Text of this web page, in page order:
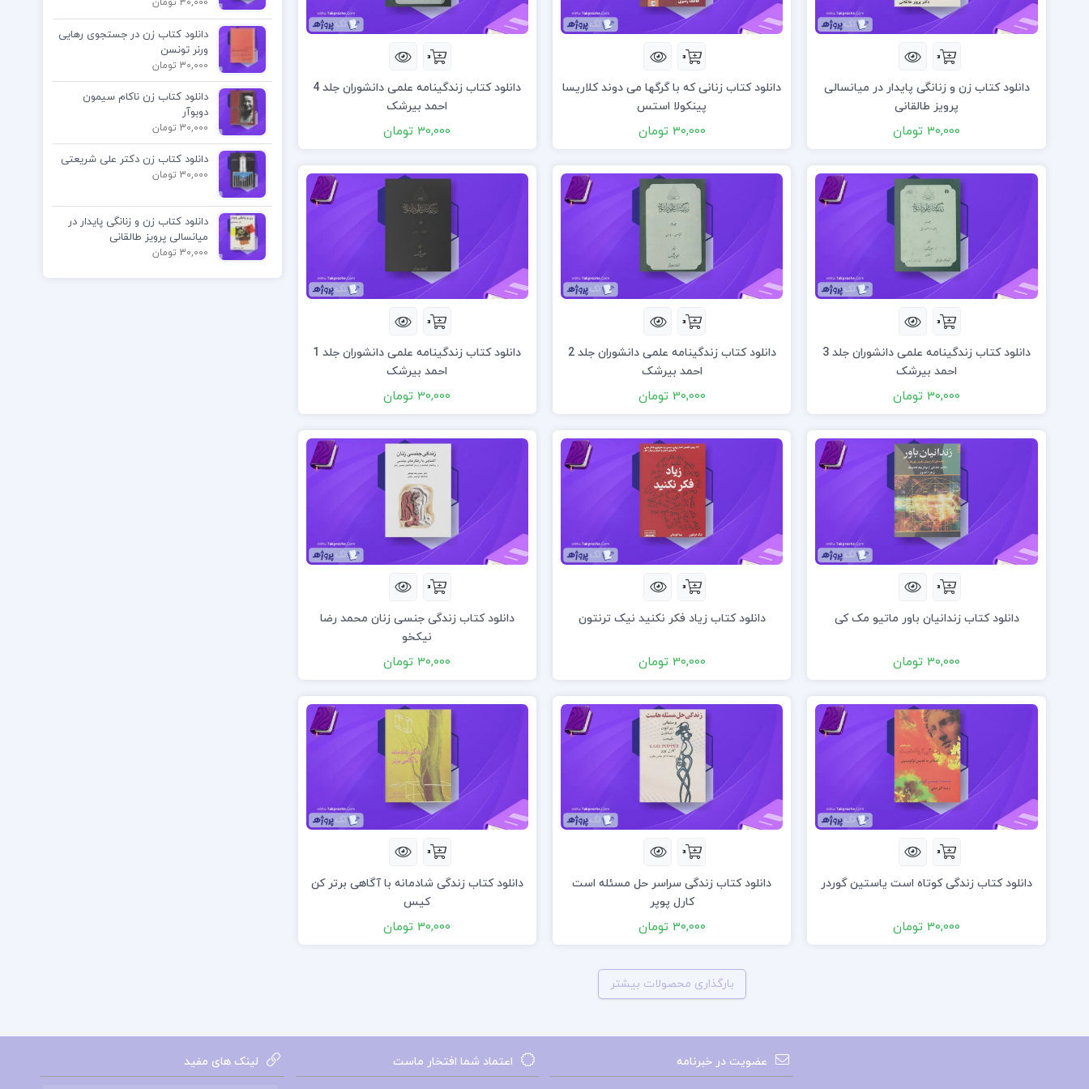
دانلود کتاب زن و زنانگی پایدار در میانسالی
پرویز طالقانی
30,000 تومان
دانلود کتاب زنانی که با گرگها می دوند کلاریسا
پینکولا استس
30,000 تومان
دانلود کتاب زندگینامه علمی دانشوران جلد 4
احمد بیرشک
30,000 تومان
دانلود کتاب زندگینامه علمی دانشوران جلد 3
احمد بیرشک
30,000 تومان
دانلود کتاب زندگینامه علمی دانشوران جلد 2
احمد بیرشک
30,000 تومان
دانلود کتاب زندگینامه علمی دانشوران جلد 1
احمد بیرشک
30,000 تومان
دانلود کتاب زندانیان باور ماتیو مک کی
30,000 تومان
دانلود کتاب زیاد فکر نکنید نیک ترنتون
30,000 تومان
دانلود کتاب زندگی جنسی زنان محمد رضا
نیکخو
30,000 تومان
دانلود کتاب زندگی کوتاه است یاستین گوردر
30,000 تومان
دانلود کتاب زندگی سراسر حل مسئله است
کارل پوپر
30,000 تومان
دانلود کتاب زندگی شادمانه با آگاهی برتر کن
کیس
30,000 تومان
بارگذاری محصولات بیشتر
دانلود کتاب زن در جستجوی رهایی
ورنر تونسن
30,000 تومان
دانلود کتاب زن ناکام سیمون
دوبوآر
30,000 تومان
دانلود کتاب زن دکتر علی شریعتی
30,000 تومان
دانلود کتاب زن و زنانگی پایدار در
میانسالی پرویز طالقانی
30,000 تومان
عضویت در خبرنامه اعتماد شما افتخار ماست لینک های مفید